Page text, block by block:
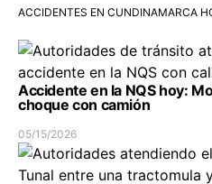
ACCIDENTES EN CUNDINAMARCA
Accidente en la NQS hoy:
choque con camión
05/15/2026